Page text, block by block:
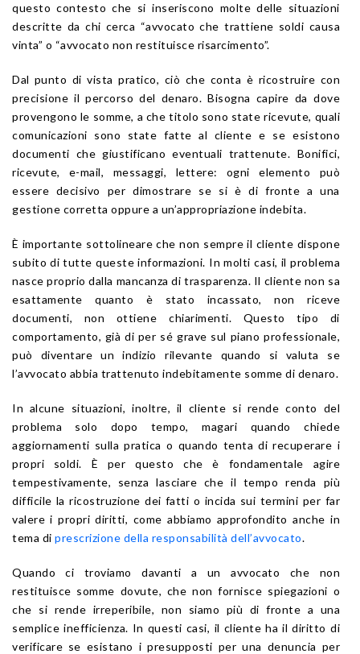
questo contesto che si inseriscono molte delle situazioni
descritte da chi cerca “avvocato che trattiene soldi causa
vinta” o “avvocato non restituisce risarcimento”.
Dal punto di vista pratico, ciò che conta è ricostruire con
precisione il percorso del denaro. Bisogna capire da dove
provengono le somme, a che titolo sono state ricevute, quali
comunicazioni sono state fatte al cliente e se esistono
documenti che giustificano eventuali trattenute. Bonifici,
ricevute, e-mail, messaggi, lettere: ogni elemento può
essere decisivo per dimostrare se si è di fronte a una
gestione corretta oppure a un’appropriazione indebita.
È importante sottolineare che non sempre il cliente dispone
subito di tutte queste informazioni. In molti casi, il problema
nasce proprio dalla mancanza di trasparenza. Il cliente non sa
esattamente quanto è stato incassato, non riceve
documenti, non ottiene chiarimenti. Questo tipo di
comportamento, già di per sé grave sul piano professionale,
può diventare un indizio rilevante quando si valuta se
l’avvocato abbia trattenuto indebitamente somme di denaro.
In alcune situazioni, inoltre, il cliente si rende conto del
problema solo dopo tempo, magari quando chiede
aggiornamenti sulla pratica o quando tenta di recuperare i
propri soldi. È per questo che è fondamentale agire
tempestivamente, senza lasciare che il tempo renda più
difficile la ricostruzione dei fatti o incida sui termini per far
valere i propri diritti, come abbiamo approfondito anche in
tema di prescrizione della responsabilità dell’avvocato.
Quando ci troviamo davanti a un avvocato che non
restituisce somme dovute, che non fornisce spiegazioni o
che si rende irreperibile, non siamo più di fronte a una
semplice inefficienza. In questi casi, il cliente ha il diritto di
verificare se esistano i presupposti per una denuncia per